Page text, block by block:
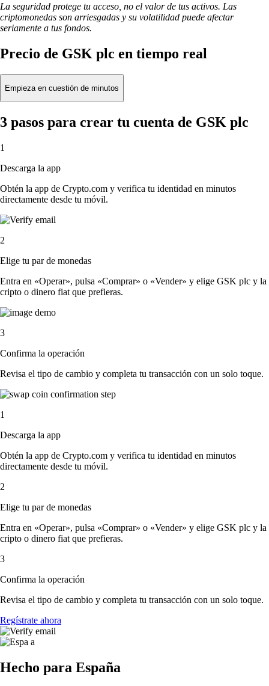
La seguridad protege tu acceso, no el valor de tus activos. Las
criptomonedas son arriesgadas y su volatilidad puede afectar
seriamente a tus fondos.
Precio de GSK plc en tiempo real
Empieza en cuestión de minutos
3 pasos para crear tu cuenta de GSK plc
1
Descarga la app
Obtén la app de Crypto.com y verifica tu identidad en minutos
directamente desde tu móvil.
2
Elige tu par de monedas
Entra en «Operar», pulsa «Comprar» o «Vender» y elige GSK plc y la
cripto o dinero fiat que prefieras.
3
Confirma la operación
Revisa el tipo de cambio y completa tu transacción con un solo toque.
1
Descarga la app
Obtén la app de Crypto.com y verifica tu identidad en minutos
directamente desde tu móvil.
2
Elige tu par de monedas
Entra en «Operar», pulsa «Comprar» o «Vender» y elige GSK plc y la
cripto o dinero fiat que prefieras.
3
Confirma la operación
Revisa el tipo de cambio y completa tu transacción con un solo toque.
Regístrate ahora
Hecho para España